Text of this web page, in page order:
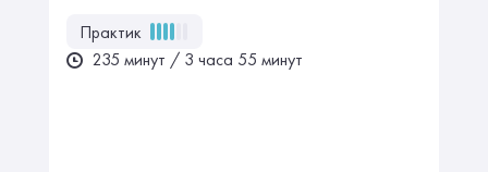
Практик
235 минут / 3 часа 55 минут